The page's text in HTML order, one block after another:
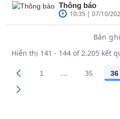
Thông báo
10:35 | 07/10/
Bản ghi
Hiển thị 141 - 144 of 2.205 kết
Các trang trên cổng
1 ...Trang trung
Các
35 36